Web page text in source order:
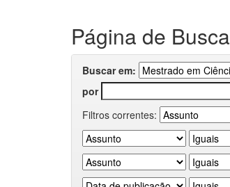
Página de Busca
Buscar em:
por
Filtros correntes: